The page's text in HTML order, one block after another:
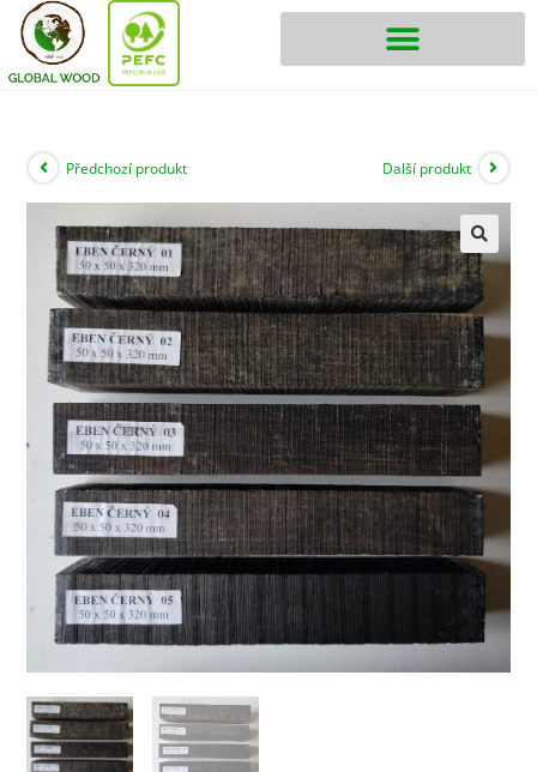
Předchozí produkt Další produkt